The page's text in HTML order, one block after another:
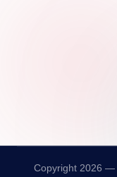
Copyright 2026 —